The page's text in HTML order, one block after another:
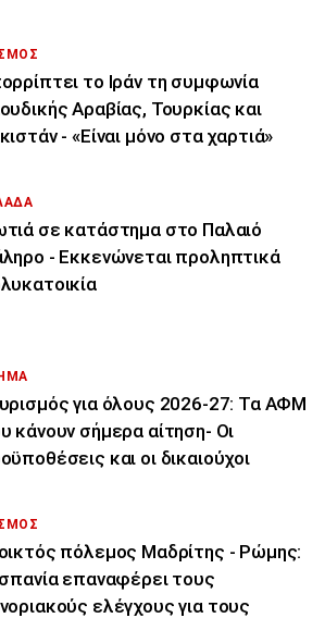
το Ιράν τη συμφωνία
Αραβίας, Τουρκίας και
- «Είναι μόνο στα χαρτιά»
σε κατάστημα στο Παλαιό
- Εκκενώνεται προληπτικά
για όλους 2026-27: Τα ΑΦΜ
κάνουν σήμερα αίτηση- Οι
και οι δικαιούχοι
πόλεμος Μαδρίτης - Ρώμης:
επαναφέρει τους
ελέγχους για τους